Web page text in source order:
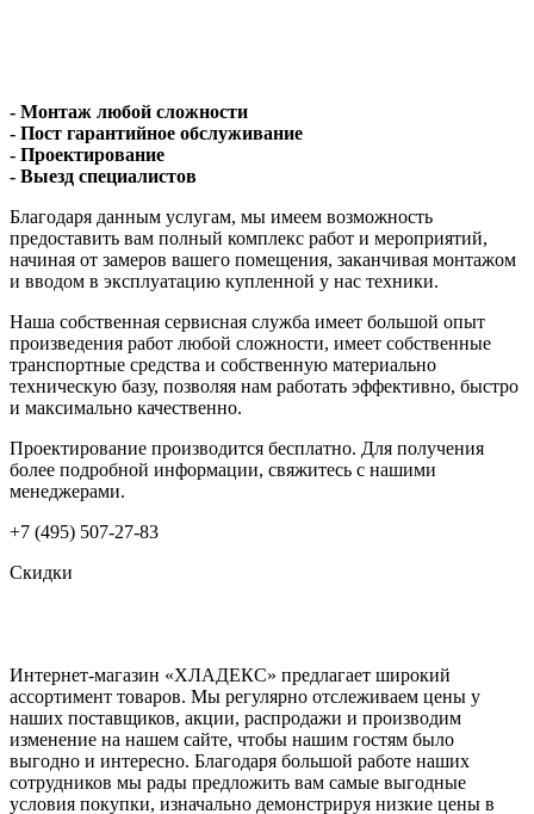
- Монтаж любой сложности
- Пост гарантийное обслуживание
- Проектирование
- Выезд специалистов
Благодаря данным услугам, мы имеем возможность
предоставить вам полный комплекс работ и мероприятий,
начиная от замеров вашего помещения, заканчивая монтажом
и вводом в эксплуатацию купленной у нас техники.
Наша собственная сервисная служба имеет большой опыт
произведения работ любой сложности, имеет собственные
транспортные средства и собственную материально
техническую базу, позволяя нам работать эффективно, быстро
и максимально качественно.
Проектирование производится бесплатно. Для получения
более подробной информации, свяжитесь с нашими
менеджерами.
+7 (495) 507-27-83
Скидки
Интернет-магазин «ХЛАДЕКС» предлагает широкий
ассортимент товаров. Мы регулярно отслеживаем цены у
наших поставщиков, акции, распродажи и производим
изменение на нашем сайте, чтобы нашим гостям было
выгодно и интересно. Благодаря большой работе наших
сотрудников мы рады предложить вам самые выгодные
условия покупки, изначально демонстрируя низкие цены в